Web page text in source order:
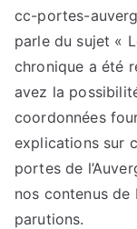
cc-portes-
parle du sujet «
chronique a été
avez la
coordonnées
explications sur
portes de
nos contenus
parutions.